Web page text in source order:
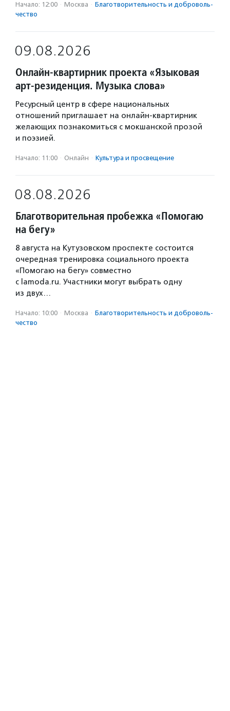
Начало: 12:00 · Москва · Благотвори­тель­ность и доброволь­
чест­во
09.08.2026
Онлайн-квартирник проекта «Языковая
арт-резиденция. Музыка слова»
Ресурсный центр в сфере национальных
отношений приглашает на онлайн-квартирник
желающих познакомиться с мокшанской прозой
и поэзией.
Начало: 11:00 · Онлайн · Культура и просвещение
08.08.2026
Благотворительная пробежка «Помогаю
на бегу»
8 августа на Кутузовском проспекте состоится
очередная тренировка социального проекта
«Помогаю на бегу» совместно
с lamoda.ru. Участники могут выбрать одну
из двух…
Начало: 10:00 · Москва · Благотвори­тель­ность и доброволь­
чест­во